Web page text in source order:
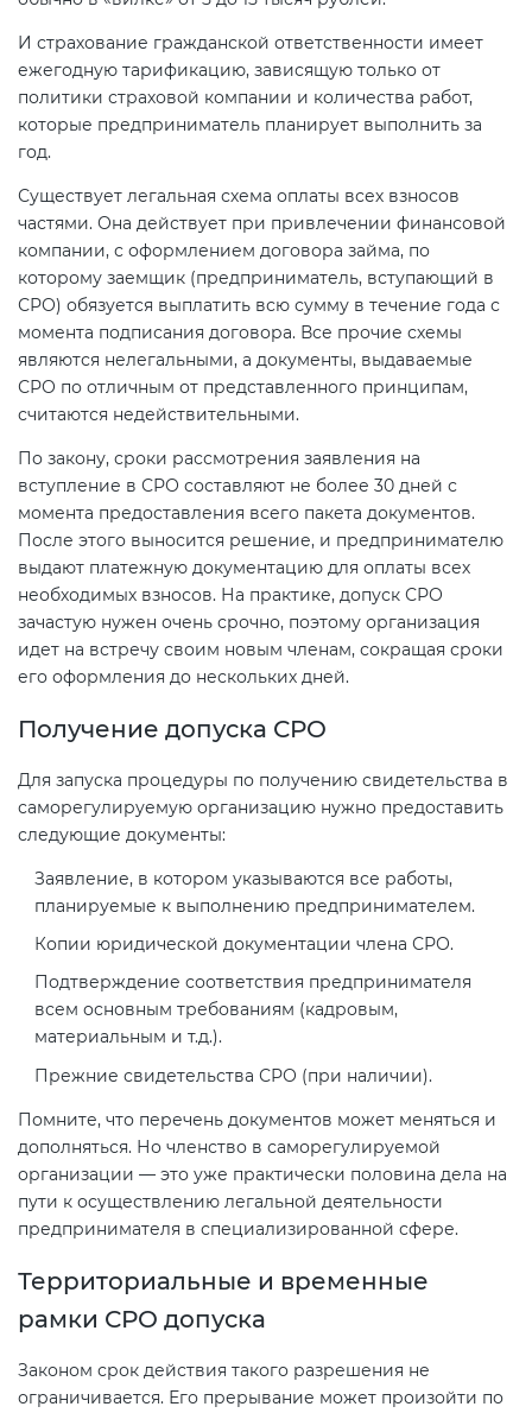
И страхование гражданской ответственности имеет
ежегодную тарификацию, зависящую только от
политики страховой компании и количества работ,
которые предприниматель планирует выполнить за
год.
Существует легальная схема оплаты всех взносов
частями. Она действует при привлечении финансовой
компании, с оформлением договора займа, по
которому заемщик (предприниматель, вступающий в
СРО) обязуется выплатить всю сумму в течение года с
момента подписания договора. Все прочие схемы
являются нелегальными, а документы, выдаваемые
СРО по отличным от представленного принципам,
считаются недействительными.
По закону, сроки рассмотрения заявления на
вступление в СРО составляют не более 30 дней с
момента предоставления всего пакета документов.
После этого выносится решение, и предпринимателю
выдают платежную документацию для оплаты всех
необходимых взносов. На практике, допуск СРО
зачастую нужен очень срочно, поэтому организация
идет на встречу своим новым членам, сокращая сроки
его оформления до нескольких дней.
Получение допуска СРО
Для запуска процедуры по получению свидетельства в
саморегулируемую организацию нужно предоставить
следующие документы:
Заявление, в котором указываются все работы,
планируемые к выполнению предпринимателем.
Копии юридической документации члена СРО.
Подтверждение соответствия предпринимателя
всем основным требованиям (кадровым,
материальным и т.д.).
Прежние свидетельства СРО (при наличии).
Помните, что перечень документов может меняться и
дополняться. Но членство в саморегулируемой
организации — это уже практически половина дела на
пути к осуществлению легальной деятельности
предпринимателя в специализированной сфере.
Территориальные и временные
рамки СРО допуска
Законом срок действия такого разрешения не
ограничивается. Его прерывание может произойти по